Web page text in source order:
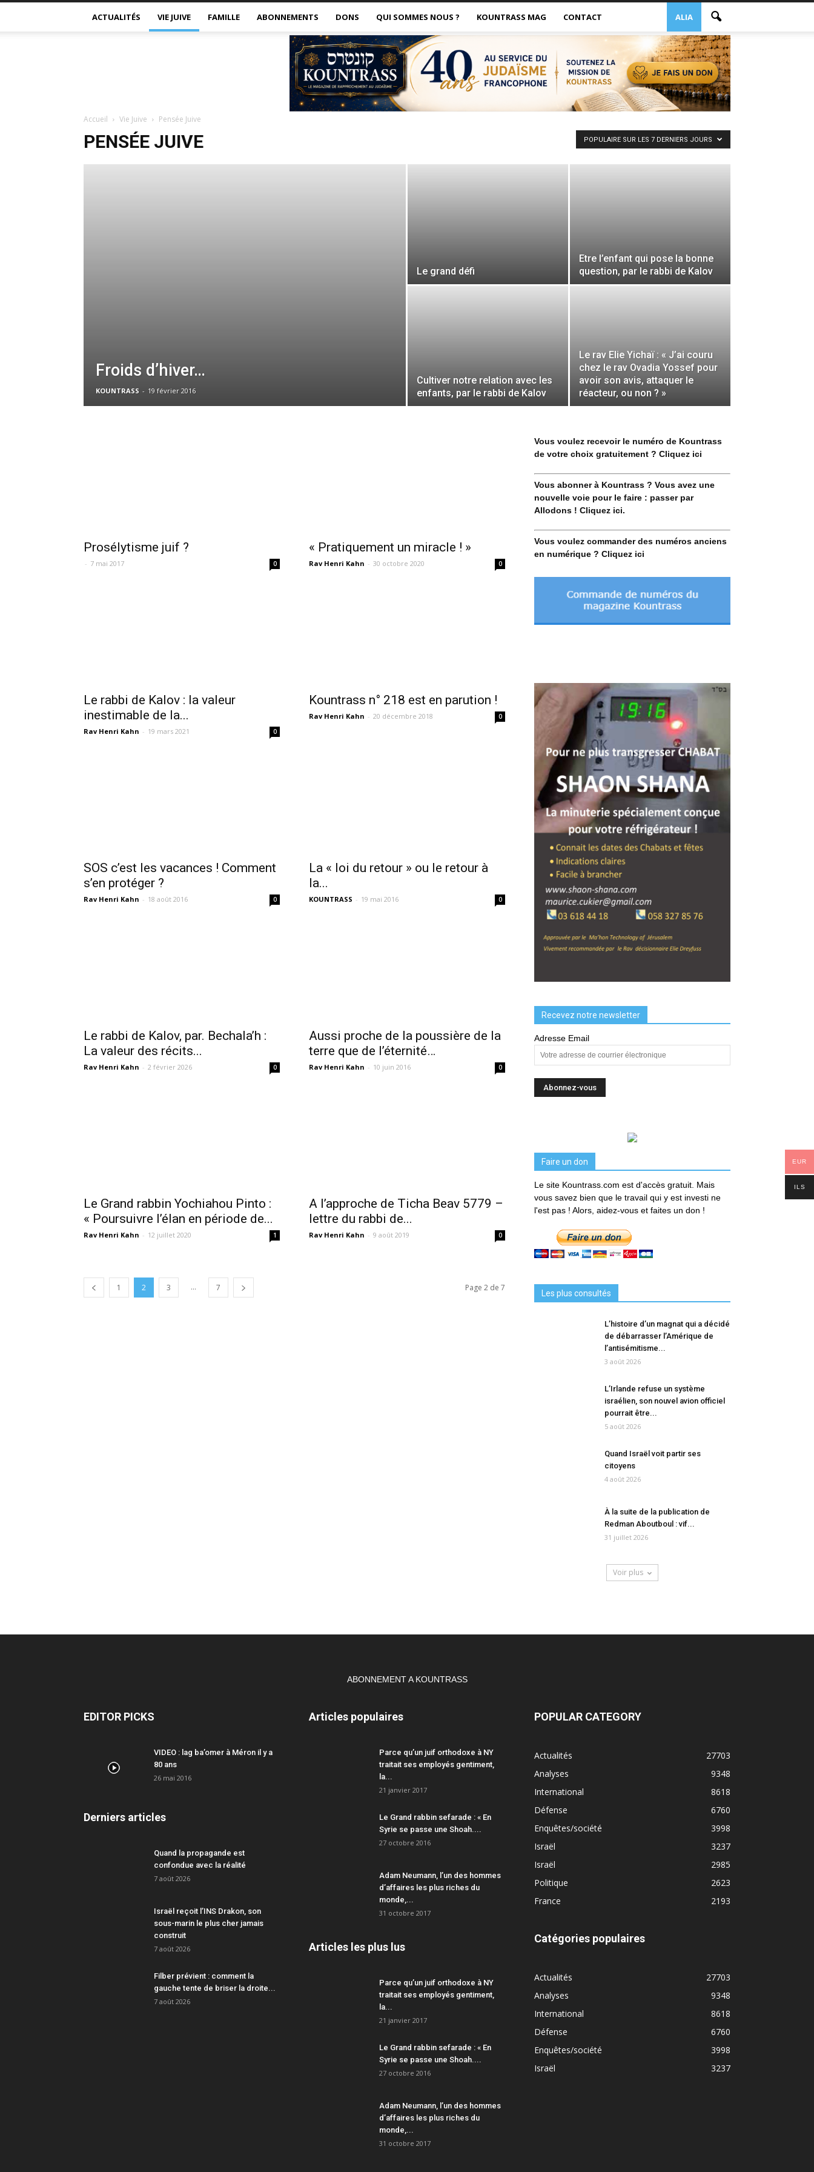
ACTUALITÉS VIE JUIVE FAMILLE ABONNEMENTS DONS ALIA
QUI SOMMES NOUS ? KOUNTRASS MAG CONTACT
Accueil Vie Juive Pensée Juive
PENSÉE JUIVE POPULAIRE SUR LES 7 DERNIERS JOURS
Froids d’hiver…
KOUNTRASS - 19 février 2016
Le grand défi
Etre l’enfant qui pose la bonne
question, par le rabbi de Kalov
Cultiver notre relation avec les
enfants, par le rabbi de Kalov
Le rav Elie Yichaï : « J’ai couru
chez le rav Ovadia Yossef pour
avoir son avis, attaquer le
réacteur, ou non ? »
Prosélytisme juif ?
- 7 mai 2017 0
« Pratiquement un miracle ! »
Rav Henri Kahn - 30 octobre 2020 0
Le rabbi de Kalov : la valeur
inestimable de la...
Rav Henri Kahn - 19 mars 2021 0
Kountrass n° 218 est en parution !
Rav Henri Kahn - 20 décembre 2018 0
SOS c’est les vacances ! Comment
s’en protéger ?
Rav Henri Kahn - 18 août 2016 0
La « loi du retour » ou le retour à
la...
KOUNTRASS - 19 mai 2016 0
Le rabbi de Kalov, par. Bechala’h :
La valeur des récits...
Rav Henri Kahn - 2 février 2026 0
Aussi proche de la poussière de la
terre que de l’éternité…
Rav Henri Kahn - 10 juin 2016 0
Le Grand rabbin Yochiahou Pinto :
« Poursuivre l’élan en période de...
Rav Henri Kahn - 12 juillet 2020 1
A l’approche de Ticha Beav 5779 –
lettre du rabbi de...
Rav Henri Kahn - 9 août 2019 0
1 2 3 ... 7 Page 2 de 7
Vous voulez recevoir le numéro de Kountrass
de votre choix gratuitement ? Cliquez ici
Vous abonner à Kountrass ? Vous avez une
nouvelle voie pour le faire : passer par
Allodons ! Cliquez ici.
Vous voulez commander des numéros anciens
en numérique ? Cliquez ici
Recevez notre newsletter
Adresse Email
Faire un don
Le site Kountrass.com est d'accès gratuit. Mais
vous savez bien que le travail qui y est investi ne
l'est pas ! Alors, aidez-vous et faites un don !
Les plus consultés
L’histoire d’un magnat qui a décidé
de débarrasser l’Amérique de
l’antisémitisme...
3 août 2026
L’Irlande refuse un système
israélien, son nouvel avion officiel
pourrait être...
5 août 2026
Quand Israël voit partir ses
citoyens
4 août 2026
À la suite de la publication de
Redman Aboutboul : vif...
31 juillet 2026
Voir plus
ABONNEMENT A KOUNTRASS
EDITOR PICKS
VIDEO : lag ba’omer à Méron il y a
80 ans
26 mai 2016
Derniers articles
Quand la propagande est
confondue avec la réalité
7 août 2026
Israël reçoit l’INS Drakon, son
sous-marin le plus cher jamais
construit
7 août 2026
Filber prévient : comment la
gauche tente de briser la droite...
7 août 2026
Articles populaires
Parce qu’un juif orthodoxe à NY
traitait ses employés gentiment,
la...
21 janvier 2017
Le Grand rabbin sefarade : « En
Syrie se passe une Shoah....
27 octobre 2016
Adam Neumann, l’un des hommes
d’affaires les plus riches du
monde,...
31 octobre 2017
Articles les plus lus
Parce qu’un juif orthodoxe à NY
traitait ses employés gentiment,
la...
21 janvier 2017
Le Grand rabbin sefarade : « En
Syrie se passe une Shoah....
27 octobre 2016
Adam Neumann, l’un des hommes
d’affaires les plus riches du
monde,...
31 octobre 2017
POPULAR CATEGORY
Actualités
27703
Analyses
9348
International
8618
Défense
6760
Enquêtes/société
3998
Israël
3237
Israël
2985
Politique
2623
France
2193
Catégories populaires
Actualités
27703
Analyses
9348
International
8618
Défense
6760
Enquêtes/société
3998
Israël
3237
EUR
ILS